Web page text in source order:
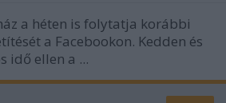
a héten is folytatja korábbi
a Facebookon. Kedden és
idő ellen a ...